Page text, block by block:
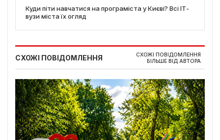
Куди піти навчатися на програміста у Києві? Всі ІТ-
вузи міста їх огляд
СХОЖІ ПОВІДОМЛЕННЯ
СХОЖІ ПОВІДОМЛЕННЯ
БІЛЬШЕ ВІД АВТОРА